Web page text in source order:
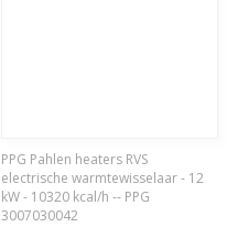
PPG Pahlen heaters RVS
electrische warmtewisselaar - 12
kW - 10320 kcal/h -- PPG
3007030042